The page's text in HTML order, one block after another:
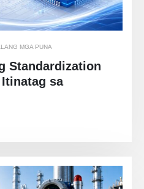
MGA PUNA
Standardization
sa